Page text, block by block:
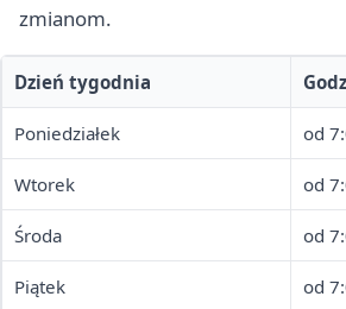
zmianom.
Dzień tygodnia
Poniedziałek od
Wtorek od
Środa od
Piątek od